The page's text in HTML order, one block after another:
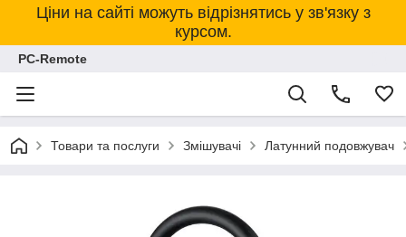
Ціни на сайті можуть відрізнятись у зв'язку з
курсом.
PC-Remote
Товари та послуги Змішувачі Латунний подовжувач